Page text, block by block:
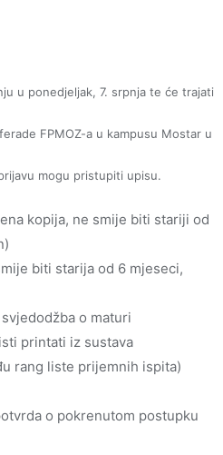
u ponedjeljak, 7. srpnja te će trajati
FPMOZ-a u kampusu Mostar u
mogu pristupiti upisu.
kopija, ne smije biti stariji od
biti starija od 6 mjeseci,
o maturi
printati iz sustava
rang liste prijemnih ispita)
o pokrenutom postupku